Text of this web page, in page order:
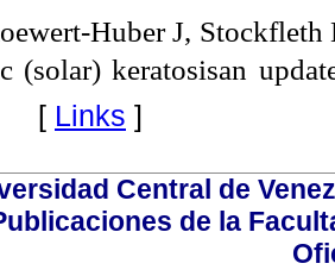
Huber J,
(solar) keratosisan
Links ]
Central de
de la